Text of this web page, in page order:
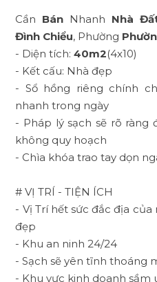
Cần Bán Nhanh Nhà
Đình Chiểu, Phường
- Diện tích:40m2(4x10)
- Kết cấu: Nhà đẹp
- Sổ hồng riêng chính
nhanh trong ngày
- Pháp lý sạch sẽ rõ ràng
không quy hoạch
- Chìa khóa trao tay dọn
# VỊ TRÍ - TIỆN ÍCH
- Vị Trí hết sức đắc địa của
đẹp
- Khu an ninh 24/24
- Sạch sẽ yên tĩnh thoáng
- Khu vực kinh doanh sầm